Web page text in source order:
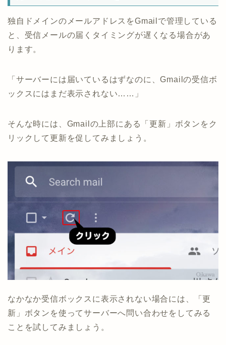
独自ドメインのメールアドレスをGmailで管理している
と、受信メールの届くタイミングが遅くなる場合があ
ります。
「サーバーには届いているはずなのに、Gmailの受信ボ
ックスにはまだ表示されない……」
そんな時には、Gmailの上部にある「更新」ボタンをク
リックして更新を促してみましょう。
なかなか受信ボックスに表示されない場合には、「更
新」ボタンを使ってサーバーへ問い合わせをしてみる
ことを試してみましょう。